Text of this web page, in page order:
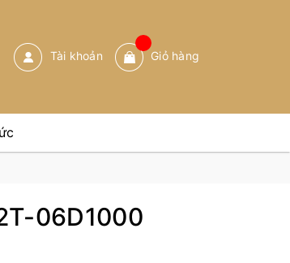
Tài khoản Giỏ hàng
06D1000